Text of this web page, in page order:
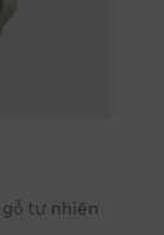
gỗ tự nhiên